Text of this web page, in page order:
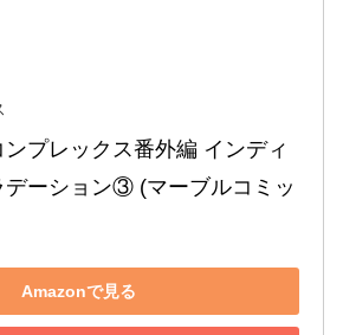
プレックス番外編 インディ
デーション③ (マーブルコミッ
Amazonで見る